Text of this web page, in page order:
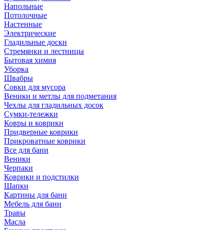
Напольные
Потолочные
Настенные
Электрические
Гладильные доски
Стремянки и лестницы
Бытовая химия
Уборка
Швабры
Совки для мусора
Веники и метлы для подметания
Чехлы для гладильных досок
Сумки-тележки
Ковры и коврики
Придверные коврики
Прикроватные коврики
Все для бани
Веники
Черпаки
Коврики и подстилки
Шапки
Картины для бани
Мебель для бани
Травы
Масла